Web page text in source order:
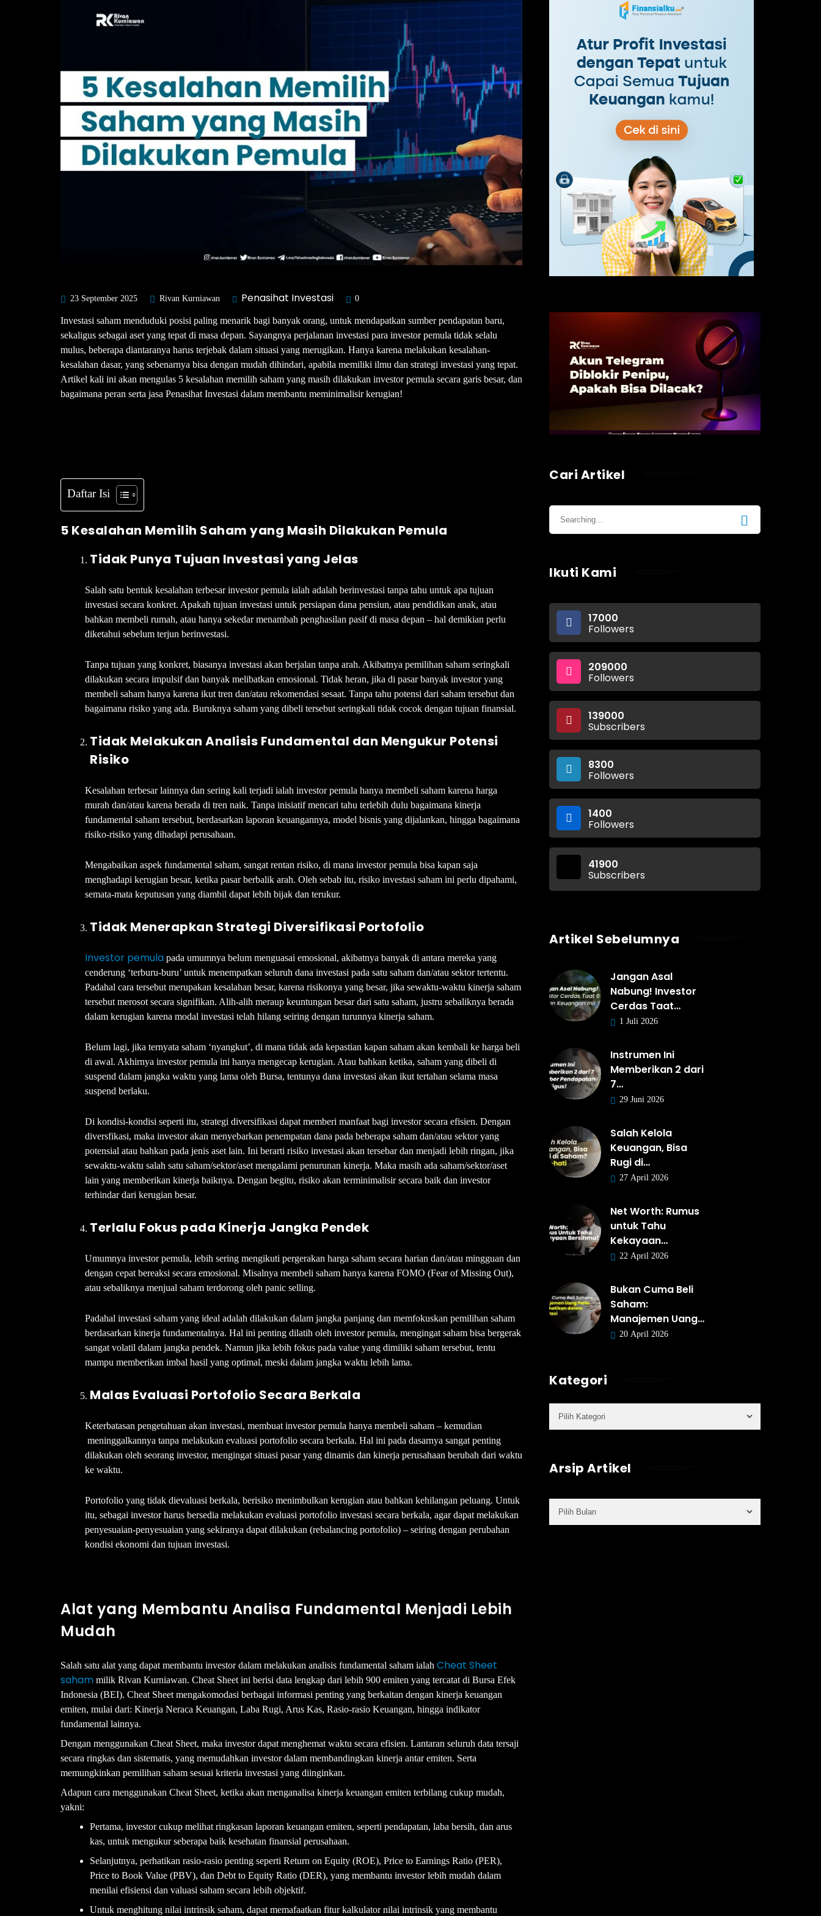
23 September 2025 Rivan Kurniawan Penasihat Investasi 0
Investasi saham menduduki posisi paling menarik bagi banyak orang, untuk mendapatkan sumber pendapatan baru,
sekaligus sebagai aset yang tepat di masa depan. Sayangnya perjalanan investasi para investor pemula tidak selalu
mulus, beberapa diantaranya harus terjebak dalam situasi yang merugikan. Hanya karena melakukan kesalahan-
kesalahan dasar, yang sebenarnya bisa dengan mudah dihindari, apabila memiliki ilmu dan strategi investasi yang tepat.
Artikel kali ini akan mengulas 5 kesalahan memilih saham yang masih dilakukan investor pemula secara garis besar, dan
bagaimana peran serta jasa Penasihat Investasi dalam membantu meminimalisir kerugian!
Daftar Isi
5 Kesalahan Memilih Saham yang Masih Dilakukan Pemula
Tidak Punya Tujuan Investasi yang Jelas
Salah satu bentuk kesalahan terbesar investor pemula ialah adalah berinvestasi tanpa tahu untuk apa tujuan
investasi secara konkret. Apakah tujuan investasi untuk persiapan dana pensiun, atau pendidikan anak, atau
bahkan membeli rumah, atau hanya sekedar menambah penghasilan pasif di masa depan – hal demikian perlu
diketahui sebelum terjun berinvestasi.
Tanpa tujuan yang konkret, biasanya investasi akan berjalan tanpa arah. Akibatnya pemilihan saham seringkali
dilakukan secara impulsif dan banyak melibatkan emosional. Tidak heran, jika di pasar banyak investor yang
membeli saham hanya karena ikut tren dan/atau rekomendasi sesaat. Tanpa tahu potensi dari saham tersebut dan
bagaimana risiko yang ada. Buruknya saham yang dibeli tersebut seringkali tidak cocok dengan tujuan finansial.
Tidak Melakukan Analisis Fundamental dan Mengukur Potensi
Risiko
Kesalahan terbesar lainnya dan sering kali terjadi ialah investor pemula hanya membeli saham karena harga
murah dan/atau karena berada di tren naik. Tanpa inisiatif mencari tahu terlebih dulu bagaimana kinerja
fundamental saham tersebut, berdasarkan laporan keuangannya, model bisnis yang dijalankan, hingga bagaimana
risiko-risiko yang dihadapi perusahaan.
Mengabaikan aspek fundamental saham, sangat rentan risiko, di mana investor pemula bisa kapan saja
menghadapi kerugian besar, ketika pasar berbalik arah. Oleh sebab itu, risiko investasi saham ini perlu dipahami,
semata-mata keputusan yang diambil dapat lebih bijak dan terukur.
Tidak Menerapkan Strategi Diversifikasi Portofolio
Investor pemula pada umumnya belum menguasai emosional, akibatnya banyak di antara mereka yang
cenderung ‘terburu-buru’ untuk menempatkan seluruh dana investasi pada satu saham dan/atau sektor tertentu.
Padahal cara tersebut merupakan kesalahan besar, karena risikonya yang besar, jika sewaktu-waktu kinerja saham
tersebut merosot secara signifikan. Alih-alih meraup keuntungan besar dari satu saham, justru sebaliknya berada
dalam kerugian karena modal investasi telah hilang seiring dengan turunnya kinerja saham.
Belum lagi, jika ternyata saham ‘nyangkut’, di mana tidak ada kepastian kapan saham akan kembali ke harga beli
di awal. Akhirnya investor pemula ini hanya mengecap kerugian. Atau bahkan ketika, saham yang dibeli di
suspend dalam jangka waktu yang lama oleh Bursa, tentunya dana investasi akan ikut tertahan selama masa
suspend berlaku.
Di kondisi-kondisi seperti itu, strategi diversifikasi dapat memberi manfaat bagi investor secara efisien. Dengan
diversfikasi, maka investor akan menyebarkan penempatan dana pada beberapa saham dan/atau sektor yang
potensial atau bahkan pada jenis aset lain. Ini berarti risiko investasi akan tersebar dan menjadi lebih ringan, jika
sewaktu-waktu salah satu saham/sektor/aset mengalami penurunan kinerja. Maka masih ada saham/sektor/aset
lain yang memberikan kinerja baiknya. Dengan begitu, risiko akan terminimalisir secara baik dan investor
terhindar dari kerugian besar.
Terlalu Fokus pada Kinerja Jangka Pendek
Umumnya investor pemula, lebih sering mengikuti pergerakan harga saham secara harian dan/atau mingguan dan
dengan cepat bereaksi secara emosional. Misalnya membeli saham hanya karena FOMO (Fear of Missing Out),
atau sebaliknya menjual saham terdorong oleh panic selling.
Padahal investasi saham yang ideal adalah dilakukan dalam jangka panjang dan memfokuskan pemilihan saham
berdasarkan kinerja fundamentalnya. Hal ini penting dilatih oleh investor pemula, mengingat saham bisa bergerak
sangat volatil dalam jangka pendek. Namun jika lebih fokus pada value yang dimiliki saham tersebut, tentu
mampu memberikan imbal hasil yang optimal, meski dalam jangka waktu lebih lama.
Malas Evaluasi Portofolio Secara Berkala
Keterbatasan pengetahuan akan investasi, membuat investor pemula hanya membeli saham – kemudian
meninggalkannya tanpa melakukan evaluasi portofolio secara berkala. Hal ini pada dasarnya sangat penting
dilakukan oleh seorang investor, mengingat situasi pasar yang dinamis dan kinerja perusahaan berubah dari waktu
ke waktu.
Portofolio yang tidak dievaluasi berkala, berisiko menimbulkan kerugian atau bahkan kehilangan peluang. Untuk
itu, sebagai investor harus bersedia melakukan evaluasi portofolio investasi secara berkala, agar dapat melakukan
penyesuaian-penyesuaian yang sekiranya dapat dilakukan (rebalancing portofolio) – seiring dengan perubahan
kondisi ekonomi dan tujuan investasi.
Alat yang Membantu Analisa Fundamental Menjadi Lebih
Mudah
Salah satu alat yang dapat membantu investor dalam melakukan analisis fundamental saham ialah Cheat Sheet
saham milik Rivan Kurniawan. Cheat Sheet ini berisi data lengkap dari lebih 900 emiten yang tercatat di Bursa Efek
Indonesia (BEI). Cheat Sheet mengakomodasi berbagai informasi penting yang berkaitan dengan kinerja keuangan
emiten, mulai dari: Kinerja Neraca Keuangan, Laba Rugi, Arus Kas, Rasio-rasio Keuangan, hingga indikator
fundamental lainnya.
Dengan menggunakan Cheat Sheet, maka investor dapat menghemat waktu secara efisien. Lantaran seluruh data tersaji
secara ringkas dan sistematis, yang memudahkan investor dalam membandingkan kinerja antar emiten. Serta
memungkinkan pemilihan saham sesuai kriteria investasi yang diinginkan.
Adapun cara menggunakan Cheat Sheet, ketika akan menganalisa kinerja keuangan emiten terbilang cukup mudah,
yakni:
Pertama, investor cukup melihat ringkasan laporan keuangan emiten, seperti pendapatan, laba bersih, dan arus
kas, untuk mengukur seberapa baik kesehatan finansial perusahaan.
Selanjutnya, perhatikan rasio-rasio penting seperti Return on Equity (ROE), Price to Earnings Ratio (PER),
Price to Book Value (PBV), dan Debt to Equity Ratio (DER), yang membantu investor lebih mudah dalam
menilai efisiensi dan valuasi saham secara lebih objektif.
Untuk menghitung nilai intrinsik saham, dapat memafaatkan fitur kalkulator nilai intrinsik yang membantu
Cari Artikel
Ikuti Kami
17000
Followers
209000
Followers
139000
Subscribers
8300
Followers
1400
Followers
41900
Subscribers
Artikel Sebelumnya
Jangan Asal
Nabung! Investor
Cerdas Taat…
1 Juli 2026
Instrumen Ini
Memberikan 2 dari
7…
29 Juni 2026
Salah Kelola
Keuangan, Bisa
Rugi di…
27 April 2026
Net Worth: Rumus
untuk Tahu
Kekayaan…
22 April 2026
Bukan Cuma Beli
Saham:
Manajemen Uang…
20 April 2026
Kategori
Arsip Artikel